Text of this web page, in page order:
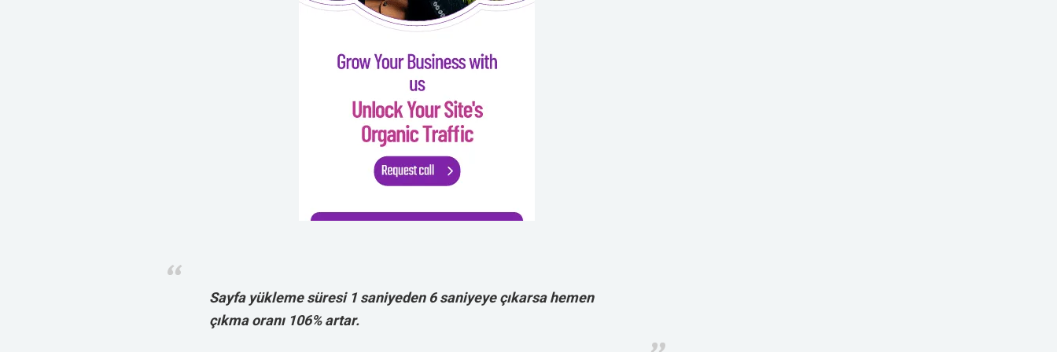
Sayfa yükleme süresi 1 saniyeden 6 saniyeye çıkarsa hemen
çıkma oranı 106% artar.